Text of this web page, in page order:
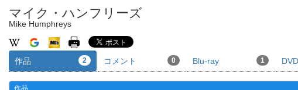
マイク・ハンフリーズ
Mike Humphreys
作品 2 コメント 0 Blu-ray 1 DVD
作品